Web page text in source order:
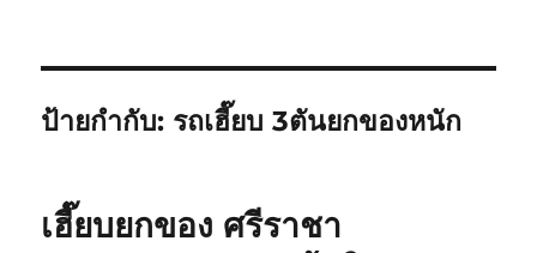
ป้ายกำกับ: รถเฮี๊ยบ 3ตันยกของหนัก
เฮี๊ยบยกของ ศรีราชา